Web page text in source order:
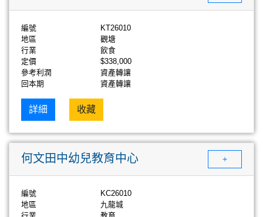
編號
KT26010
地區
觀塘
行業
飲食
定價
$338,000
參考利潤
資產轉讓
回本期
資產轉讓
詳細 收藏
何文田中幼兒教育中心 +
編號
KC26010
地區
九龍城